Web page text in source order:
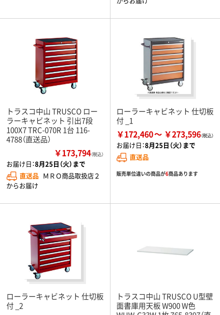
トラスコ中山 TRUSCO ロー
ラーキャビネット 引出7段
100X7 TRC-070R 1台 116-
4788（直送品）
￥173,794（税込）
お届け日：8月25日（火）まで
直送品 ＭＲＯ商品取扱店２
からお届け
ローラーキャビネット 仕切板
付 _1
￥172,460 ￥273,596
お届け日：8月25日（火）まで
直送品
販売単位違いの商品が6商品あります
ローラーキャビネット 仕切板
付 _2
トラスコ中山 TRUSCO U型壁
面書庫用天板 W900 W色